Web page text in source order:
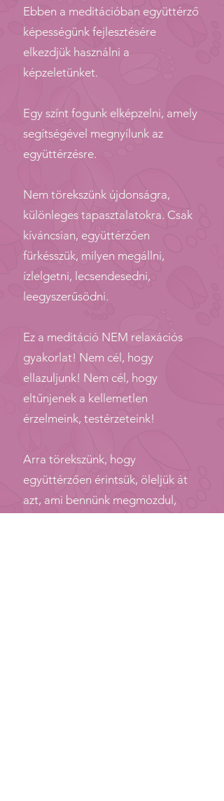
Ebben a meditációban együttérző
képességünk fejlesztésére
elkezdjük használni a
képzeletünket.
Egy színt fogunk elképzelni, amely
segítségével megnyílunk az
együttérzésre.
Nem törekszünk újdonságra,
különleges tapasztalatokra. Csak
kíváncsian, együttérzően
fürkésszük, milyen megállni,
ízlelgetni, lecsendesedni,
leegyszerűsödni.
Ez a meditáció NEM relaxációs
gyakorlat! Nem cél, hogy
ellazuljunk! Nem cél, hogy
eltűnjenek a kellemetlen
érzelmeink, testérzeteink!
Arra törekszünk, hogy
együttérzően érintsük, öleljük át
azt, ami bennünk megmozdul,